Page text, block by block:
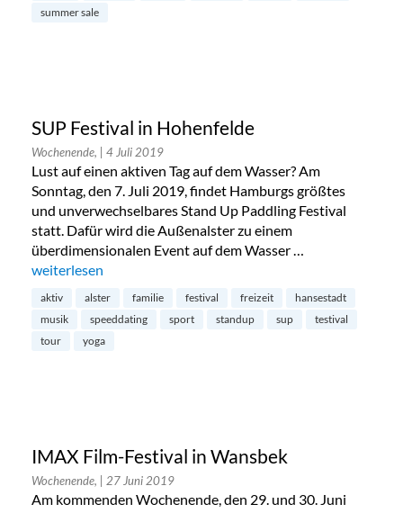
summer sale
SUP Festival in Hohenfelde
Wochenende, | 4 Juli 2019
Lust auf einen aktiven Tag auf dem Wasser? Am
Sonntag, den 7. Juli 2019, findet Hamburgs größtes
und unverwechselbares Stand Up Paddling Festival
statt. Dafür wird die Außenalster zu einem
überdimensionalen Event auf dem Wasser …
„SUP Festival in Hohenfelde“
weiterlesen
aktiv alster familie festival freizeit
hansestadt
musik
speeddating sport standup sup
testival
tour
yoga
IMAX Film-Festival in Wansbek
Wochenende, | 27 Juni 2019
Am kommenden Wochenende, den 29. und 30. Juni